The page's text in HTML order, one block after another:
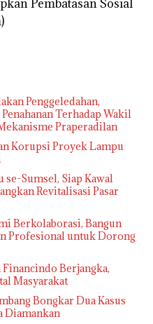
Pembatasan Sosial
Penggeledahan,
Terhadap Wakil
Praperadilan
Korupsi Proyek Lampu
se-Sumsel, Siap Kawal
Revitalisasi Pasar
Berkolaborasi, Bangun
Profesional untuk Dorong
Financindo Berjangka,
Masyarakat
Bongkar Dua Kasus
Diamankan